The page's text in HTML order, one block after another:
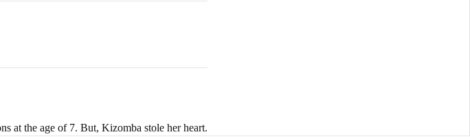
at the age of 7. But, Kizomba stole her heart.